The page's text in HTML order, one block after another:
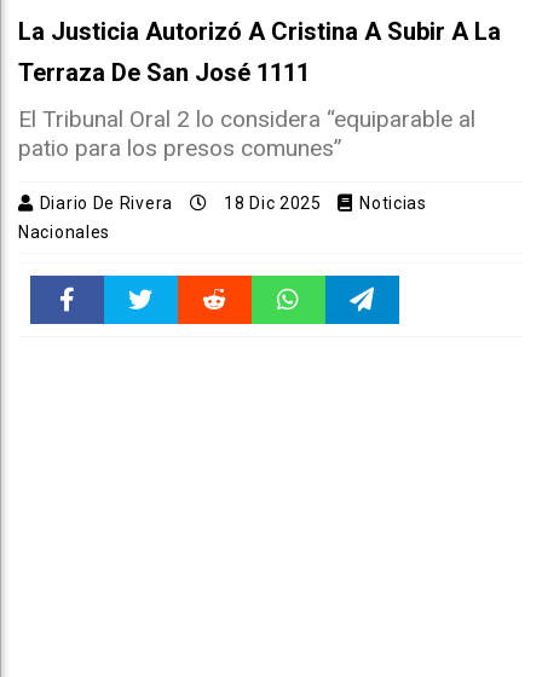
La Justicia Autorizó A Cristina A Subir A La
Terraza De San José 1111
El Tribunal Oral 2 lo considera “equiparable al
patio para los presos comunes”
Diario De Rivera 18 Dic 2025
Noticias
Nacionales